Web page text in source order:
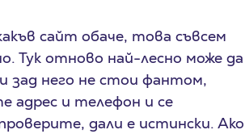
сайт обаче, това съвсем
Тук отново най-лесно може да
зад него не стои фантом,
адрес и телефон и се
дали е истински. Ако